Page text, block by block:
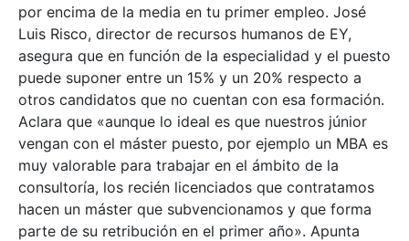
por encima de la media en tu primer empleo. José
Luis Risco, director de recursos humanos de EY,
asegura que en función de la especialidad y el puesto
puede suponer entre un 15% y un 20% respecto a
otros candidatos que no cuentan con esa formación.
Aclara que «aunque lo ideal es que nuestros júnior
vengan con el máster puesto, por ejemplo un MBA es
muy valorable para trabajar en el ámbito de la
consultoría, los recién licenciados que contratamos
hacen un máster que subvencionamos y que forma
parte de su retribución en el primer año». Apunta